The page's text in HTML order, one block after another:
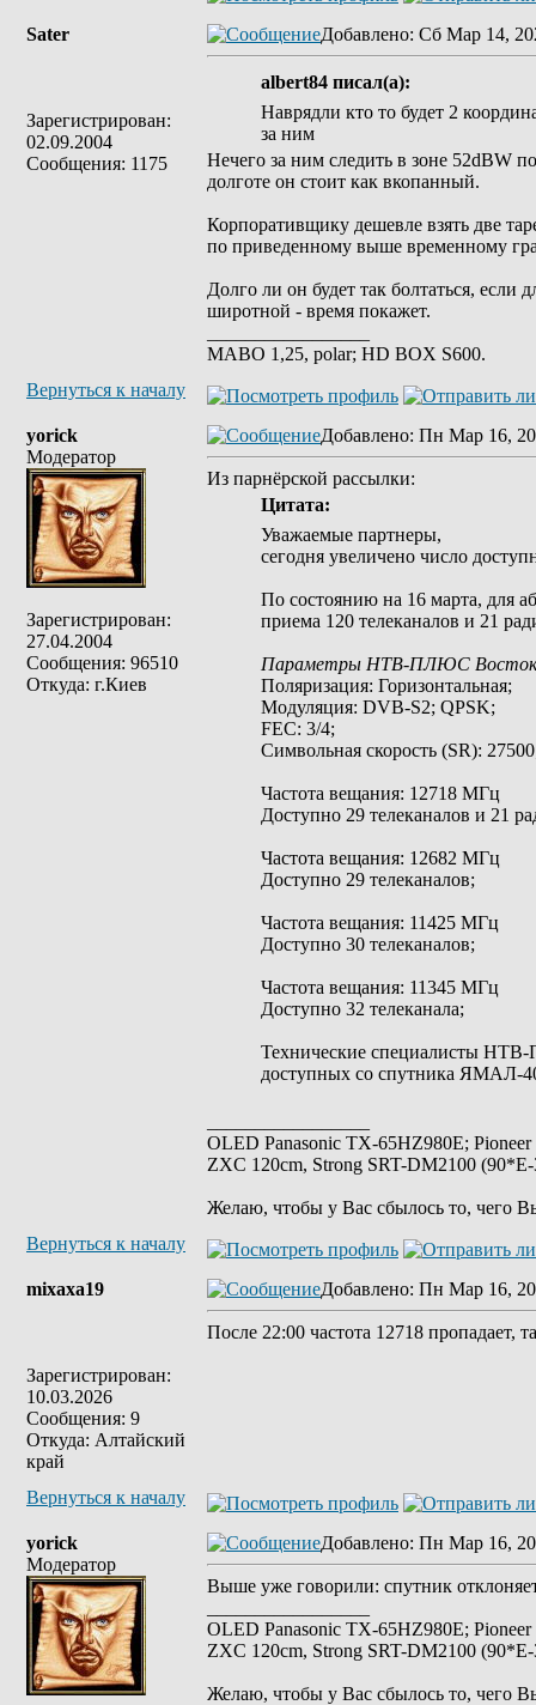
Sater
Зарегистрирован:
02.09.2004
Сообщения: 1175
Добавлено: Сб Мар 14,
albert84 писал(а):
Наврядли кто то будет 2
за ним
Нечего за ним следить в зоне 52dBW
долготе он стоит как вкопанный.
Корпоративщику дешевле взять две
по приведенному выше временному
Долго ли он будет так болтаться, если
широтной - время покажет.
MABO 1,25, polar; HD BOX S600.
Вернуться к началу
yorick
Модератор
Зарегистрирован:
27.04.2004
Сообщения: 96510
Откуда: г.Киев
Добавлено: Пн Мар 16,
Из парнёрской рассылки:
Цитата:
Уважаемые партнеры,
сегодня увеличено число
По состоянию на 16 марта,
приема 120 телеканалов и 21
Параметры НТВ-ПЛЮС Восток
Поляризация: Горизонтальная;
Модуляция: DVB-S2; QPSK;
FEC: 3/4;
Символьная скорость (SR):
Частота вещания: 12718 МГц
Доступно 29 телеканалов и 21
Частота вещания: 12682 МГц
Доступно 29 телеканалов;
Частота вещания: 11425 МГц
Доступно 30 телеканалов;
Частота вещания: 11345 МГц
Доступно 32 телеканала;
Технические специалисты
доступных со спутника ЯМАЛ-
OLED Panasonic TX-65HZ980E;
ZXC 120cm, Strong SRT-DM2100
Желаю, чтобы у Вас сбылось то, чего
Вернуться к началу
mixaxa19
Зарегистрирован:
10.03.2026
Сообщения: 9
Откуда: Алтайский
край
Добавлено: Пн Мар 16,
После 22:00 частота 12718 пропадает,
Вернуться к началу
yorick
Модератор
Добавлено: Пн Мар 16,
Выше уже говорили: спутник
OLED Panasonic TX-65HZ980E;
ZXC 120cm, Strong SRT-DM2100
Желаю, чтобы у Вас сбылось то, чего